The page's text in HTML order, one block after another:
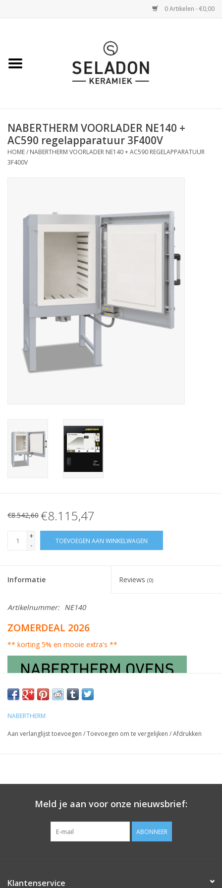
0 Artikelen - €0,00
VERZENDING
OVER SELADON
NABERTHERM VOORLADER NE140 +
AC590 regelapparatuur 3F400V
HOME/ NABERTHERM VOORLADER NE140 + AC590 REGELAPPARATUUR
3F400V
€8.542,60 €8.115,47
+
-
TOEVOEGEN AAN WINKELWAGEN
Informatie Reviews (0)
Artikelnummer: NE140
ZOMERDEAL 2026
** korting 5% en mooie extra's **
NABERTHERM
Aan verlanglijst toevoegen /Toevoegen om te vergelijken /Afdrukken
Meld je aan voor onze nieuwsbrief:
ABONNEER
Klantenservice